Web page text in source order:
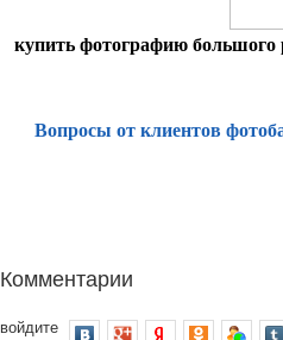
купить фотографию большого
Вопросы от клиентов
Комментарии
войдите